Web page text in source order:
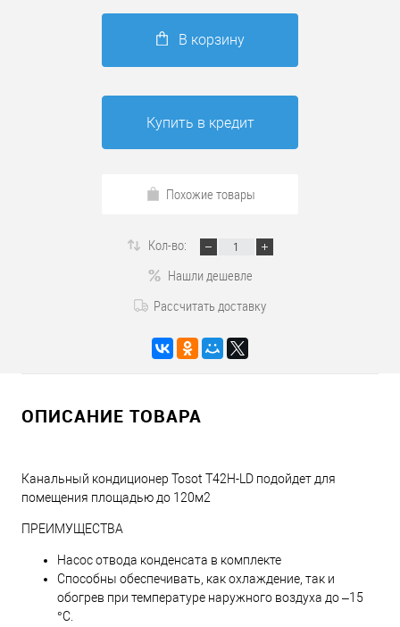
В корзину
Купить в кредит
Похожие товары
Кол-во:
Нашли дешевле
Рассчитать доставку
ОПИСАНИЕ ТОВАРА
Канальный кондиционер Tosot T42H-LD подойдет для
помещения площадью до 120м2
ПРЕИМУЩЕСТВА
Насос отвода конденсата в комплекте
Способны обеспечивать, как охлаждение, так и
обогрев при температуре наружного воздуха до –15
°С.